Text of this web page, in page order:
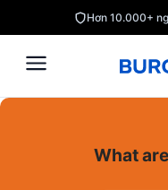
to
content
Hơn 10.000+
What